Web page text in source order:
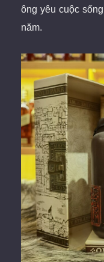
ông yêu cuộc
năm.